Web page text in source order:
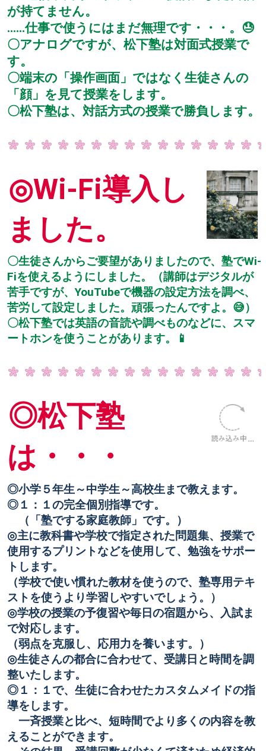
が持てません。
‥‥‥仕事で使うにはまだ無理です・・・。😓
〇アナログですが、松下塾は対面式授業で
す。
〇端末の「操作画面」ではなく生徒さんの
「顔」を見て授業をします。
〇松下塾は、対話方式の授業で勝負します。
◎Wi-Fi導入し
ました。
〇生徒さんからご要望がありましたので、塾でWi-
Fiを使えるようにしました。（講師はデジタルが
苦手ですが、YouTubeで機器の設定方法を調べ、
苦労して設定しました。頑張ったんですよ。😅）
〇松下塾では英語の音読や調べものなどに、スマ
ートホンを使うことがあります。📱
◎松下塾
は・・・
◎小学５年生～中学生～高校生まで教えます。
◎１：１の完全個別指導です。
（「塾でする家庭教師」です。）
◎主に教科書や学校で指定された問題集、授業で
使用するプリントなどを使用して、勉強をサポー
トします。
（学校で使い慣れた教材を使うので、塾専用テキ
ストを使うより学習しやすいでしょう。）
◎学校の授業の予復習や毎日の宿題から、入試ま
で対応します。
（弱点を克服し、応用力を養います。）
◎生徒さんの都合に合わせて、受講日と時間を調
整いたします。
◎１：１で、生徒に合わせたカスタムメイドの指
導をします。
一斉授業と比べ、短時間でより多くの内容を教
えることができます。